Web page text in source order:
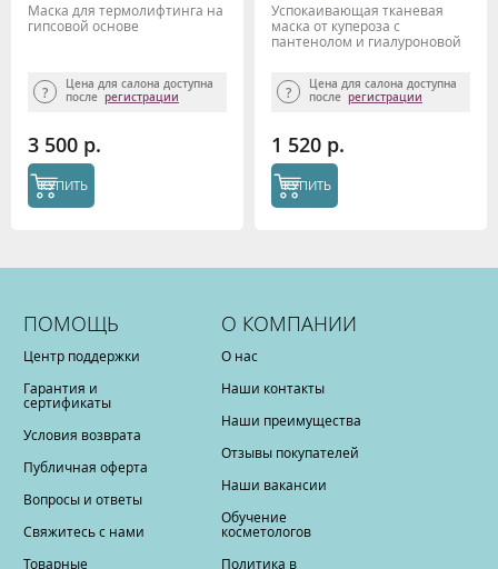
Маска для термолифтинга на
гипсовой основе
Цена для салона доступна
после регистрации
3 500 р.
КУПИТЬ
Успокаивающая тканевая
маска от купероза с
пантенолом и гиалуроновой
Цена для салона доступна
после регистрации
1 520 р.
КУПИТЬ
ПОМОЩЬ
Центр поддержки
Гарантия и
сертификаты
Условия возврата
Публичная оферта
Вопросы и ответы
Свяжитесь с нами
Товарные
О КОМПАНИИ
О нас
Наши контакты
Наши преимущества
Отзывы покупателей
Наши вакансии
Обучение
косметологов
Политика в